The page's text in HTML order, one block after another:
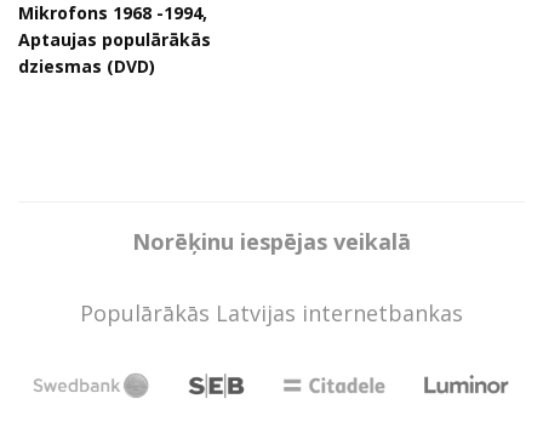
Mikrofons 1968 -1994,
Aptaujas populārākās
dziesmas (DVD)
Norēķinu iespējas veikalā
Populārākās Latvijas internetbankas